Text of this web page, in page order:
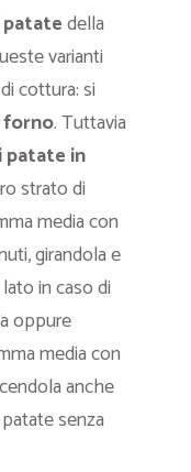
della
varianti
cottura: si
. Tuttavia
in
strato di
media con
girandola e
in caso di
oppure
media con
anche
senza